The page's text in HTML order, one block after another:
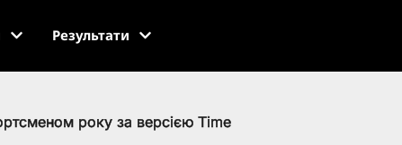
Результати
року за версією Time